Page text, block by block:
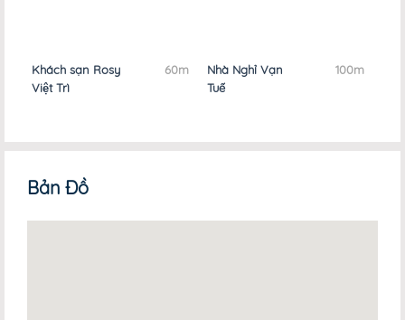
Khách sạn Rosy
Việt Trì
Nhà Nghỉ Vạn
Nhà Nghỉ
Bản Đồ